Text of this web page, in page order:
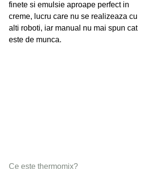
finete si emulsie aproape perfect in
creme, lucru care nu se realizeaza cu
alti roboti, iar manual nu mai spun cat
este de munca.
Ce este thermomix?